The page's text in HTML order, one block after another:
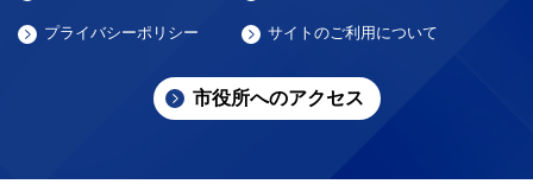
プライバシーポリシー サイトのご利用について
市役所へのアクセス